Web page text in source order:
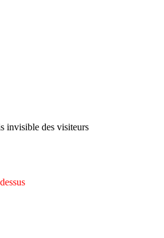
invisible des visiteurs